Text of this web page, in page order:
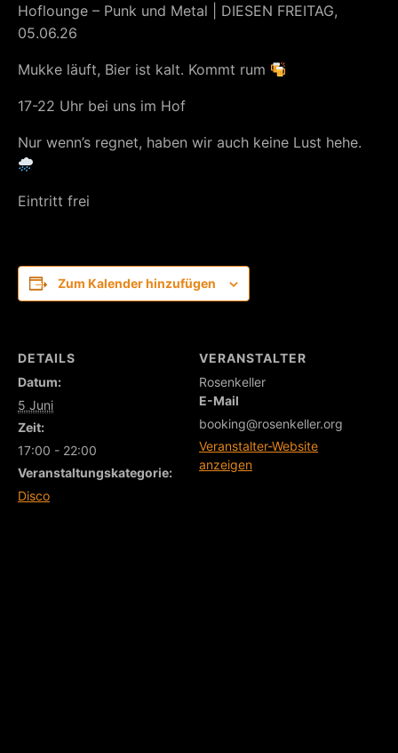
Hoflounge – Punk und Metal | DIESEN FREITAG,
05.06.26
Mukke läuft, Bier ist kalt. Kommt rum
17-22 Uhr bei uns im Hof
Nur wenn’s regnet, haben wir auch keine Lust hehe.
Eintritt frei
Zum Kalender hinzufügen
DETAILS
Datum:
5 Juni
Zeit:
17:00 - 22:00
Veranstaltungskategorie:
Disco
VERANSTALTER
Rosenkeller
E-Mail
booking@rosenkeller.org
Veranstalter-Website
anzeigen